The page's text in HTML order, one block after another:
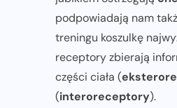
podpowiadają nam
treningu koszulkę
receptory zbierają
części ciała (
(interoreceptory).